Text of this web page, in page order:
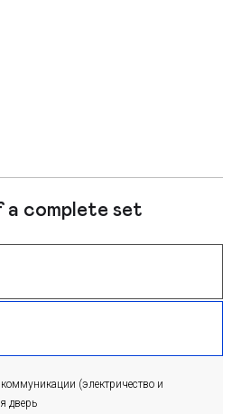
a complete set
(электричество и
дверь